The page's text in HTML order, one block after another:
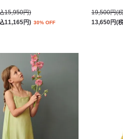
15,950円)
11,165円) 30% OFF
19,500円(
13,650円(